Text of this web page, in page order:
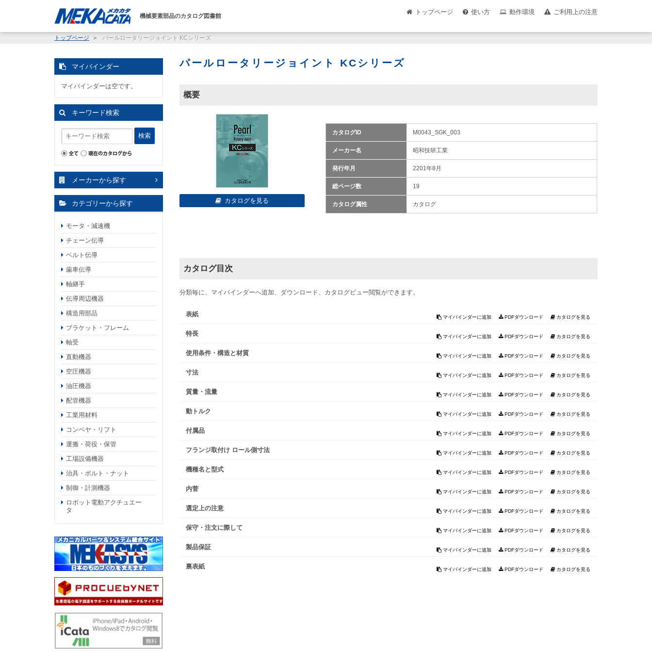
機械要素部品のカタログ図書館
トップページ 使い方 動作環境 ご利用上の注意
トップページ パールロータリージョイント KCシリーズ
パールロータリージョイント KCシリーズ
概要
カタログID M0043_SGK_003
メーカー名 昭和技研工業
発行年月 2201年8月
総ページ数 19
カタログ属性 カタログ
カタログ目次
分類毎に、マイバインダーへ追加、ダウンロード、カタログビュー閲覧ができます。
表紙 マイバインダーに追加 PDFダウンロード カタログを見る
特長 マイバインダーに追加 PDFダウンロード カタログを見る
使用条件・構造と材質 マイバインダーに追加 PDFダウンロード カタログを見る
寸法 マイバインダーに追加 PDFダウンロード カタログを見る
質量・流量 マイバインダーに追加 PDFダウンロード カタログを見る
動トルク マイバインダーに追加 PDFダウンロード カタログを見る
付属品 マイバインダーに追加 PDFダウンロード カタログを見る
フランジ取付け ロール側寸法 マイバインダーに追加 PDFダウンロード カタログを見る
機種名と型式 マイバインダーに追加 PDFダウンロード カタログを見る
内菅 マイバインダーに追加 PDFダウンロード カタログを見る
選定上の注意 マイバインダーに追加 PDFダウンロード カタログを見る
保守・注文に際して マイバインダーに追加 PDFダウンロード カタログを見る
製品保証 マイバインダーに追加 PDFダウンロード カタログを見る
裏表紙 マイバインダーに追加 PDFダウンロード カタログを見る
マイバインダー
マイバインダーは空です。
キーワード検索
検索
メーカーから探す
カテゴリーから探す
モータ・減速機
チェーン伝導
ベルト伝導
歯車伝導
軸継手
伝導周辺機器
構造用部品
ブラケット・フレーム
軸受
直動機器
空圧機器
油圧機器
配管機器
工業用材料
コンベヤ・リフト
運搬・荷役・保管
工場設備機器
治具・ボルト・ナット
制御・計測機器
ロボット電動アクチュエー
タ